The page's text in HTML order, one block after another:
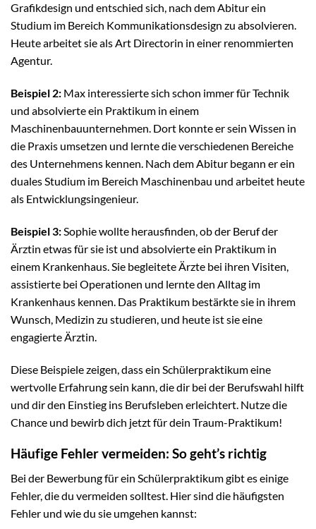
Grafikdesign und entschied sich, nach dem Abitur ein
Studium im Bereich Kommunikationsdesign zu absolvieren.
Heute arbeitet sie als Art Directorin in einer renommierten
Agentur.
Beispiel 2: Max interessierte sich schon immer für Technik
und absolvierte ein Praktikum in einem
Maschinenbauunternehmen. Dort konnte er sein Wissen in
die Praxis umsetzen und lernte die verschiedenen Bereiche
des Unternehmens kennen. Nach dem Abitur begann er ein
duales Studium im Bereich Maschinenbau und arbeitet heute
als Entwicklungsingenieur.
Beispiel 3:Sophie wollte herausfinden, ob der Beruf der
Ärztin etwas für sie ist und absolvierte ein Praktikum in
einem Krankenhaus. Sie begleitete Ärzte bei ihren Visiten,
assistierte bei Operationen und lernte den Alltag im
Krankenhaus kennen. Das Praktikum bestärkte sie in ihrem
Wunsch, Medizin zu studieren, und heute ist sie eine
engagierte Ärztin.
Diese Beispiele zeigen, dass ein Schülerpraktikum eine
wertvolle Erfahrung sein kann, die dir bei der Berufswahl hilft
und dir den Einstieg ins Berufsleben erleichtert. Nutze die
Chance und bewirb dich jetzt für dein Traum-Praktikum!
Häufige Fehler vermeiden: So geht’s richtig
Bei der Bewerbung für ein Schülerpraktikum gibt es einige
Fehler, die du vermeiden solltest. Hier sind die häufigsten
Fehler und wie du sie umgehen kannst: